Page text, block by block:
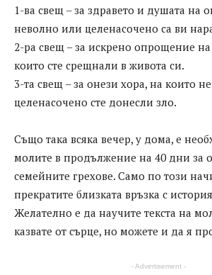
1-ва свещ – за здравето и душата на
неволно или целенасочено са ви
2-ра свещ – за искрено опрощение
които сте срещнали в живота си.
3-та свещ – за онези хора, на които
целенасочено сте донесли зло.
Също така всяка вечер, у дома, е
молите в продължение на 40 дни за
семейните грехове. Само по този
прекратите близката връзка с
Желателно е да научите текста на
казвате от сърце, но можете и да я
- Advertisement -